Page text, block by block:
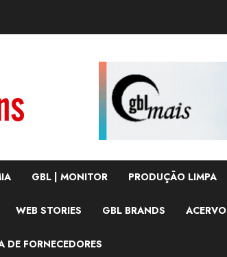
GBL | MONITOR PRODUÇÃO LIMPA
WEB STORIES GBL BRANDS ACERVO
FORNECEDORES